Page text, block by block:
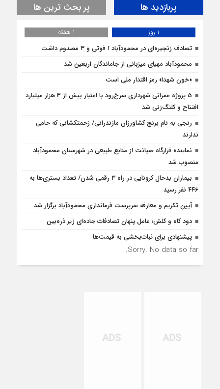
پربازدید ها پر بحث ترین ها
1 روز
1 هفته
تصادف زنجیره‌ای در محمودآباد ۱ فوتی و ۳ مصدوم داشت
محمودآباد مهیای میزبانی از جاماندگان اربعین شد
«خون شهدا» رمز اقتدار ملی است
5 پروژه‌ عمرانی شهرداری سرخ‌رود با اعتبار بیش از 3 هزار میلیارد
افتتاح و کلنگ‌زنی شد
رنجی به نام برنج کشاورزان مازندرانی/ زحمتکشانی که حامی
ندارند
نماینده قرارگاه صیانت از منابع طبیعی در شهرستان محمودآباد
منصوب شد
بیماران بدحال کرونایی در راه ۳ رقمی شدن/ تعداد بستری‌ها به
۴۴۶ نفر رسید
آیین تکریم و معارفه سرپرست فرمانداری محمودآباد برگزار شد
دود کاه و کلش؛ عامل پنهان تصادفات جاده‌ای زیر ذره‌بین
پیشنهادی برای ثبات‌بخشی به قیمت‌ها
Sorry. No data so far.